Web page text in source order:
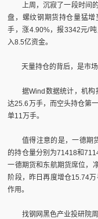
上周，沉寂了一段时间的
盘，螺纹钢期货持仓量猛
手，涨4.90%，报3342元/
入8.5亿资金。
天量持仓的背后，是市场
据Wind数据统计，机构
达25.6万手，而空头持仓第
单11万手。
值得注意的是，一德期货
的持仓量分别为71418和
一德期货和东航期货席位，
阶段，昨日再度增仓15.74
作用。
找钢网黑色产业投研院周